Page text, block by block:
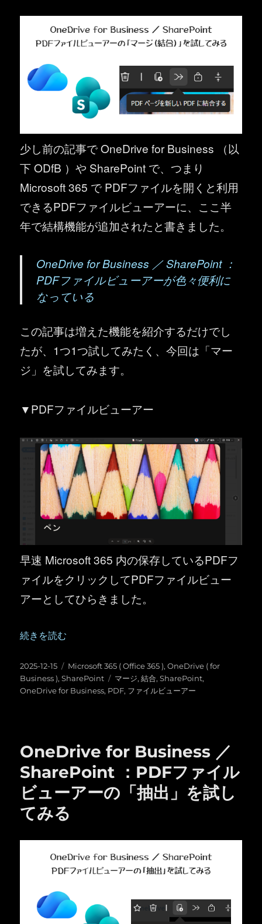
少し前の記事で OneDrive for Business （以
下 ODfB ）や SharePoint で、つまり
Microsoft 365 で PDFファイルを開くと利用
できるPDFファイルビューアーに、ここ半
年で結構機能が追加されたと書きました。
OneDrive for Business ／ SharePoint ：
PDFファイルビューアーが色々便利に
なっている
この記事は増えた機能を紹介するだけでし
たが、1つ1つ試してみたく、今回は「マー
ジ」を試してみます。
▼PDFファイルビューアー
早速 Microsoft 365 内の保存しているPDFフ
ァイルをクリックしてPDFファイルビュー
アーとしてひらきました。
“OneDrive for Business ／ SharePoint ：PDFファイルビ
続きを読む
投
稿
日:
2025-12-15
カ
テ
ゴ
Microsoft 365 ( Office 365 ),OneDrive ( for
Business ),SharePoint
タ
グ
マージ,結合,SharePoint,
OneDrive for Business, PDF, ファイルビューアー
OneDrive for Business ／
SharePoint ：PDFファイル
ビューアーの「抽出」を試し
てみる